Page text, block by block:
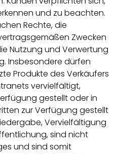
und zu beachten.
Rechte, die
Zwecken
Nutzung und Verwertung
Insbesondere dürfen
Produkte des Verkäufers
vervielfältigt,
gestellt oder in
zur Verfügung gestellt
Vervielfältigung
sind nicht
und sind somit